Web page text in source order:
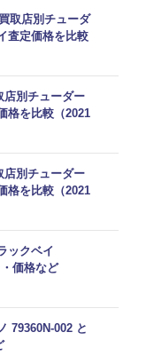
取店別チューダ
査定価格を比較
店別チューダー
格を比較（2021
店別チューダー
格を比較（2021
ックベイ
価格など
79360N-002 と